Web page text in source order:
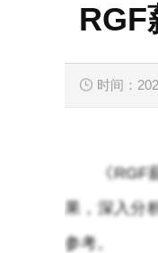
RGF
时间：
《
果，深入分
参考。